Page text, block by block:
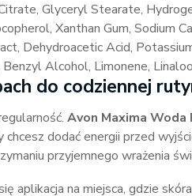
Glyceryl Stearate,
Xanthan Gum, Sodium
Dehydroacetic Acid,
Benzyl Alcohol, Limonene,
do codziennej
Avon Maxima
dodać energii przed
przyjemnego wrażenia
aplikacja na miejsca, gdzie